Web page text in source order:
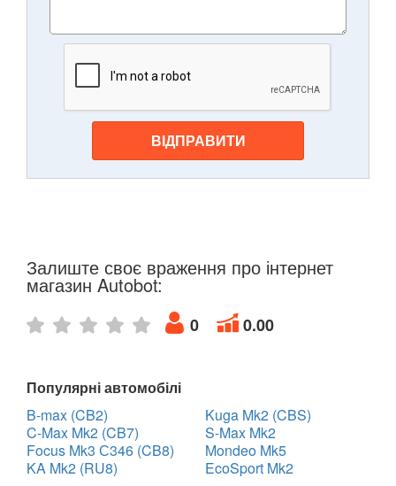
ВІДПРАВИТИ
Залиште своє враження про інтернет
магазин Autobot:
0 0.00
Популярні автомобілі
B-max (CB2)
C-Max Mk2 (CB7)
Focus Mk3 С346 (CB8)
KA Mk2 (RU8)
Kuga Mk2 (CBS)
S-Max Mk2
Mondeo Mk5
EcoSport Mk2